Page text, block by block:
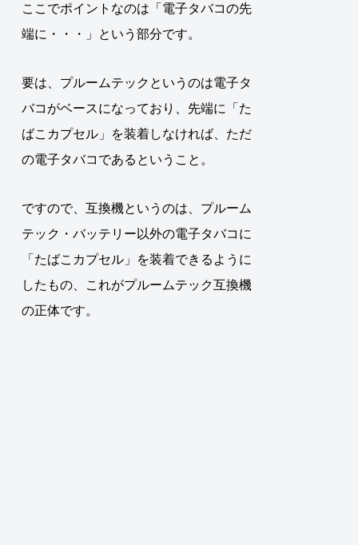
ここでポイントなのは「電子タバコの先
端に・・・」という部分です。
要は、プルームテックというのは電子タ
バコがベースになっており、先端に「た
ばこカプセル」を装着しなければ、ただ
の電子タバコであるということ。
ですので、互換機というのは、 プルーム
テック・バッテリー以外の電子タバコに
「たばこカプセル」を装着できるように
したもの、これがプルームテック互換機
の正体です。